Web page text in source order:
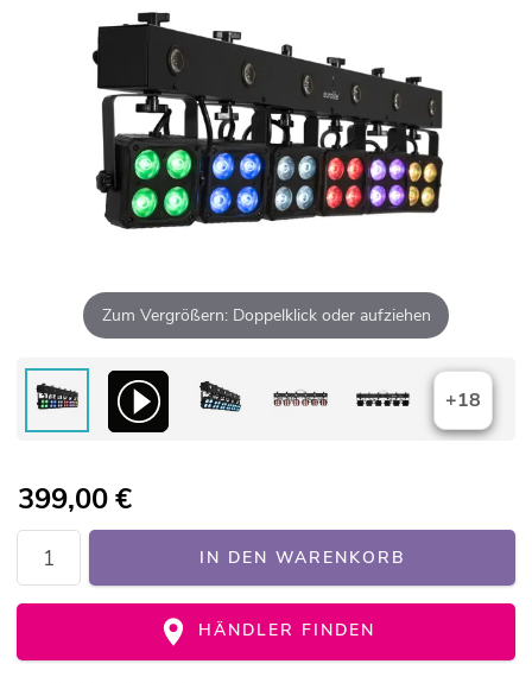
Zum Vergrößern: Doppelklick oder aufziehen
+18
399,00€
IN DEN WARENKORB
HÄNDLER FINDEN